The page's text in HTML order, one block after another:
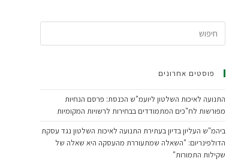
פוסטים אחרונים
התנועה לאיכות השלטון ליועמ"ש הכנסת: פרסם הנחיות
מפורשות לח"כים המתמודדים בבחירות לרשויות המקומיות
ביהמ"ש העליון בדיון בעתירת התנועה לאיכות השלטון נגד עסקת
הדולפינריום: "השאלה שמתעוררת מהעסקה היא שאלה של
שקילות התמורות"